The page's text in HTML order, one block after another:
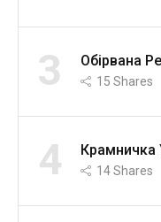
3 Обірвана
15 Shares
4 14Shares